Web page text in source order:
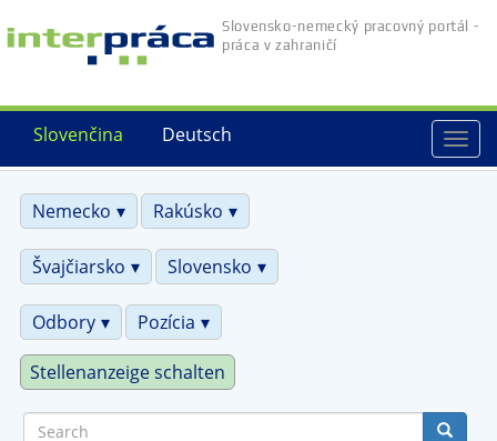
Skip
to
Deutsch
Slovenčina
Slovensko-nemecký pracovný portál -
práca v zahraničí
Nemecko
Rakúsko
Švajčiarsko Slovensko
Odbory Pozícia
Stellenanzeige schalten